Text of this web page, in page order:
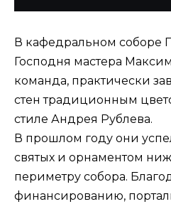
В кафедральном соборе
Господня мастера
команда, практически
стен традиционным
стиле Андрея Рублева.
В прошлом году они
святых и орнаментом
периметру собора.
финансированию,